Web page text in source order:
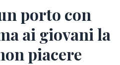
porto con
ai giovani la
piacere